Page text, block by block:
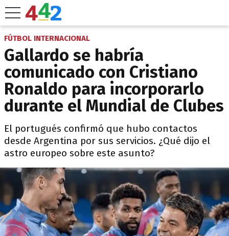
FÚTBOL INTERNACIONAL
Gallardo se habría
comunicado con Cristiano
Ronaldo para incorporarlo
durante el Mundial de Clubes
El portugués confirmó que hubo contactos
desde Argentina por sus servicios. ¿Qué dijo el
astro europeo sobre este asunto?